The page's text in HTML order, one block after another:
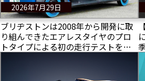
2026年7月29日
ブリヂストンは2008年から開発に取
り組んできたエアレスタイヤのプロ
トタイプによる初の走行テストを実